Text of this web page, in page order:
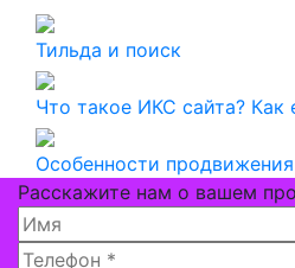
Тильда и поиск
Что такое ИКС сайта? Как
Особенности
Расскажите нам о вашем